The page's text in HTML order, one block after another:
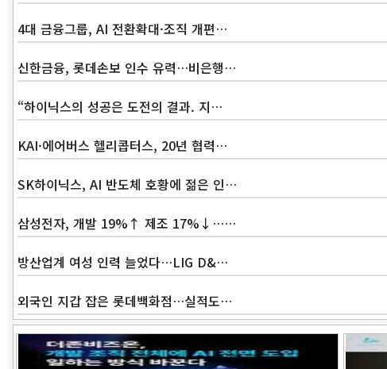
4대 금융그룹, AI 전환확대·조직 개편…
신한금융, 롯데손보 인수 유력…비은행…
“하이닉스의 성공은 도전의 결과. 지…
KAI·에어버스 헬리콥터스, 20년 협력…
SK하이닉스, AI 반도체 호황에 젊은 인…
삼성전자, 개발 19%↑ 제조 17%↓……
방산업계 여성 인력 늘었다…LIG D&…
외국인 지갑 잡은 롯데백화점…실적도…